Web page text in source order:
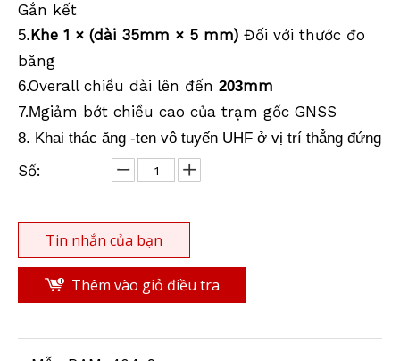
Gắn kết
5.Khe 1 × (dài 35mm × 5 mm) Đối với thước đo
băng
6.Overall chiều dài lên đến 203mm
7.Mgiảm bớt chiều cao của trạm gốc GNSS
8. Khai thác ăng -ten vô tuyến UHF ở vị trí thẳng đứng
Số:
Tin nhắn của bạn
Thêm vào giỏ điều tra